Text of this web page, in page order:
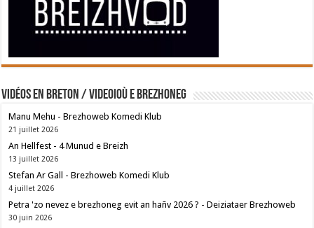
Vidéos en breton / Videoioù e brezhoneg
Manu Mehu - Brezhoweb Komedi Klub
21 juillet 2026
An Hellfest - 4 Munud e Breizh
13 juillet 2026
Stefan Ar Gall - Brezhoweb Komedi Klub
4 juillet 2026
Petra 'zo nevez e brezhoneg evit an hañv 2026 ? - Deiziataer Brezhoweb
30 juin 2026